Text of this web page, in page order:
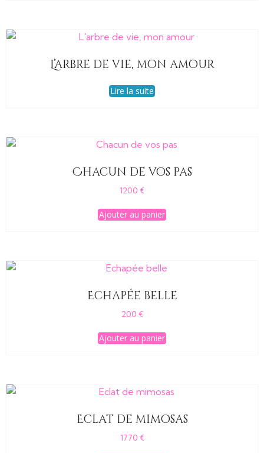
L’arbre de vie, mon amour
Lire la suite
Chacun de vos pas
1200 €
Ajouter au panier
Echapée belle
200 €
Ajouter au panier
Eclat de mimosas
1770 €